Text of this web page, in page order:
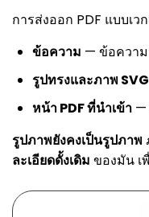
การส่งออก PDF แบบเว
ข้อความ — ข้อความ
รูปทรงและภาพ SVG
หน้า PDF ที่นำเข้า —
รูปภาพยังคงเป็นรูปภาพ
ละเอียดดั้งเดิม ของมัน